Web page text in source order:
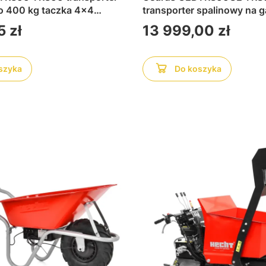
400 kg taczka 4x4
Loncin 196 cm³,
z każdym terenem —
zł
transporter spalinowy na
rozrusznikiem
wozidło, ładowność do
grząskim oraz pochyłym
Cena
13 999,00 zł
Do koszyka